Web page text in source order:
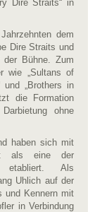
Dire Straits“ in
dem
Dire Straits und
Bühne. Zum
wie „Sultans of
und „Brothers in
die Formation
ohne
haben sich mit
als eine der
etabliert. Als
Uhlich auf der
und Kennern mit
in Verbindung